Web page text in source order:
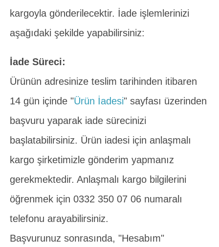
kargoyla gönderilecektir. İade işlemlerinizi
aşağıdaki şekilde yapabilirsiniz:
İade Süreci:
Ürünün adresinize teslim tarihinden itibaren
14 gün içinde "Ürün İadesi" sayfası üzerinden
başvuru yaparak iade sürecinizi
başlatabilirsiniz. Ürün iadesi için anlaşmalı
kargo şirketimizle gönderim yapmanız
gerekmektedir. Anlaşmalı kargo bilgilerini
öğrenmek için 0332 350 07 06 numaralı
telefonu arayabilirsiniz.
Başvurunuz sonrasında, "Hesabım"